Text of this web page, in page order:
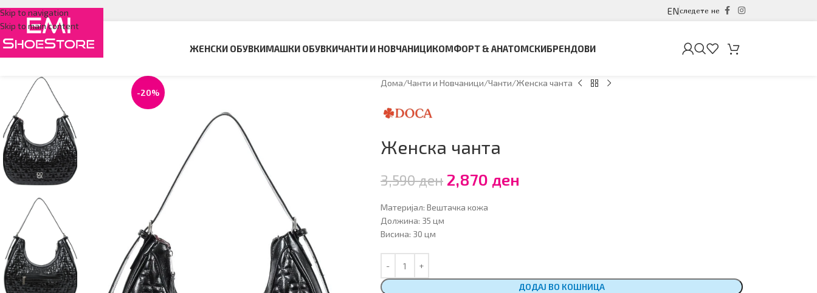
Skip to navigation
Skip to main content
ENследете не
ЖЕНСКИ ОБУВКИМАШКИ ОБУВКИЧАНТИ И НОВЧАНИЦИКОМФОРТ & АНАТОМСКИБРЕНДОВИ
-20%
Дома Чанти и Новчаници Чанти Женска чанта
Женска чанта
3,590ден 2,870 ден
Материјал: Вештачка кожа
Должина: 35 цм
Висина: 30 цм
ДОДАЈ ВО КОШНИЦА